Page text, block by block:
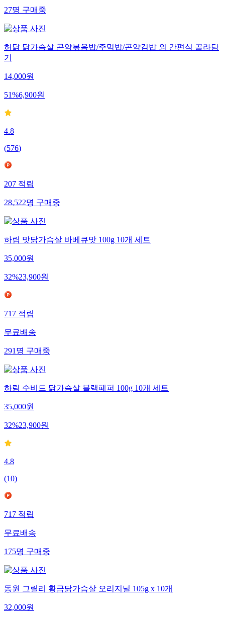
27명구매중
허닭 닭가슴살 곤약볶음밥/주먹밥/곤약김밥 외 간편식 골라담
기
14,000원
51%6,900원
4.8
(576)
207적립
28,522명구매중
하림 맛닭가슴살 바베큐맛 100g 10개 세트
35,000원
32%23,900원
717적립
무료배송
291명구매중
하림 수비드 닭가슴살 블랙페퍼 100g 10개 세트
35,000원
32%23,900원
4.8
(10)
717적립
무료배송
175명구매중
동원 그릴리 황금닭가슴살 오리지널 105g x 10개
32,000원